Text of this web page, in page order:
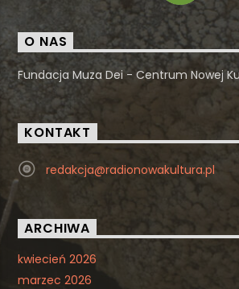
O NAS
Fundacja Muza Dei - Centrum Nowej
KONTAKT
redakcja@radionowakultura.pl
ARCHIWA
kwiecień 2026
marzec 2026